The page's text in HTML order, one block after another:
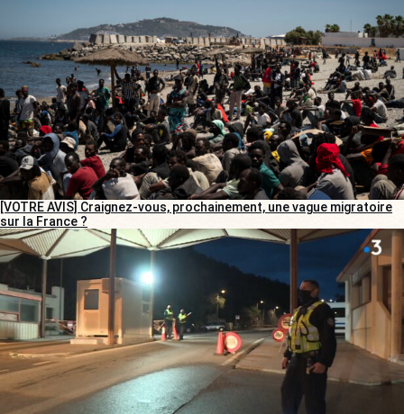
[VOTRE AVIS] Craignez-vous, prochainement, une vague migratoire
sur la France ?